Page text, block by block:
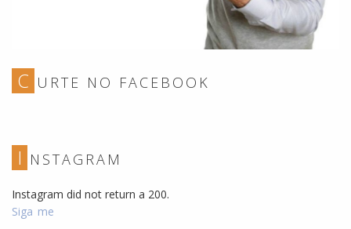
C URTE NO FACEBOOK
I NSTAGRAM
Instagram did not return a 200.
Siga me